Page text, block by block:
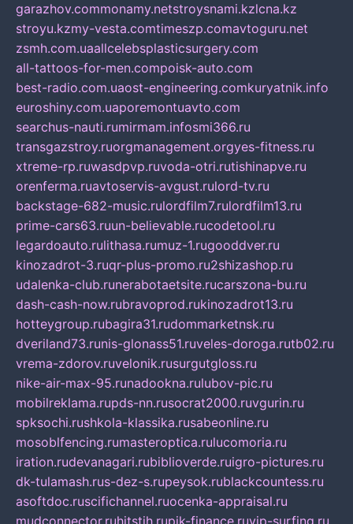
garazhov.commonamy.netstroysnami.kzlcna.kz
stroyu.kzmy-vesta.comtimeszp.comavtoguru.net
zsmh.com.uaallcelebsplasticsurgery.com
all-tattoos-for-men.compoisk-auto.com
best-radio.com.uaost-engineering.comkuryatnik.info
euroshiny.com.uaporemontuavto.com
searchus-nauti.rumirmam.infosmi366.ru
transgazstroy.ruorgmanagement.orgyes-fitness.ru
xtreme-rp.ruwasdpvp.ruvoda-otri.rutishinapve.ru
orenferma.ruavtoservis-avgust.rulord-tv.ru
backstage-682-music.rulordfilm7.rulordfilm13.ru
prime-cars63.ruun-believable.rucodetool.ru
legardoauto.rulithasa.rumuz-1.rugooddver.ru
kinozadrot-3.ruqr-plus-promo.ru2shizashop.ru
udalenka-club.runerabotaetsite.rucarszona-bu.ru
dash-cash-now.rubravoprod.rukinozadrot13.ru
hotteygroup.rubagira31.rudommarketnsk.ru
dveriland73.runis-glonass51.ruveles-doroga.rutb02.ru
vrema-zdorov.ruvelonik.rusurgutgloss.ru
nike-air-max-95.runadookna.rulubov-pic.ru
mobilreklama.rupds-nn.rusocrat2000.ruvgurin.ru
spksochi.rushkola-klassika.rusabeonline.ru
mosoblfencing.rumasteroptica.rulucomoria.ru
iration.rudevanagari.rubiblioverde.ruigro-pictures.ru
dk-tulamash.rus-dez-s.rupeysok.rublackcountess.ru
asoftdoc.ruscifichannel.ruocenka-appraisal.ru
mudconnector.ruhitstih.rupik-finance.ruvip-surfing.ru